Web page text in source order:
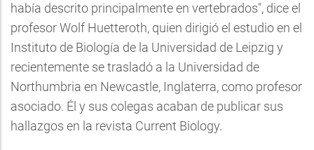
había descrito principalmente en vertebrados", dice el
profesor Wolf Huetteroth, quien dirigió el estudio en el
Instituto de Biología de la Universidad de Leipzig y
recientemente se trasladó a la Universidad de
Northumbria en Newcastle, Inglaterra, como profesor
asociado. Él y sus colegas acaban de publicar sus
hallazgos en la revista Current Biology.